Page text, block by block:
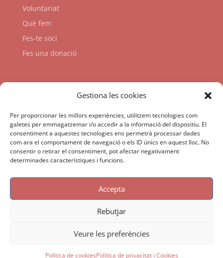
Gestiona les cookies
Per proporcionar les millors experiències, utilitzem tecnologies com
galetes per emmagatzemar i/o accedir a la informació del dispositiu. El
consentiment a aquestes tecnologies ens permetrà processar dades
com ara el comportament de navegació o els ID únics en aquest lloc. No
consentir o retirar el consentiment, pot afectar negativament
determinades característiques i funcions.
Accepta
Rebutjar
Veure les preferències
Política de cookiesPolítica de privacitat i Cookies
Voluntariat
Què fem
Fes-te soci
Fes una donació
©2026GEN-GOB